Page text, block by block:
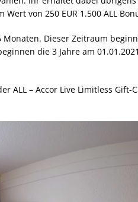
von 250 EUR 1.500 ALL
Dieser Zeitraum
die 3 Jahre am
ALL – Accor Live Limitless